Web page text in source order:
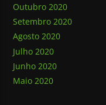
Outubro 2020
Setembro 2020
Agosto 2020
Julho 2020
Junho 2020
Maio 2020